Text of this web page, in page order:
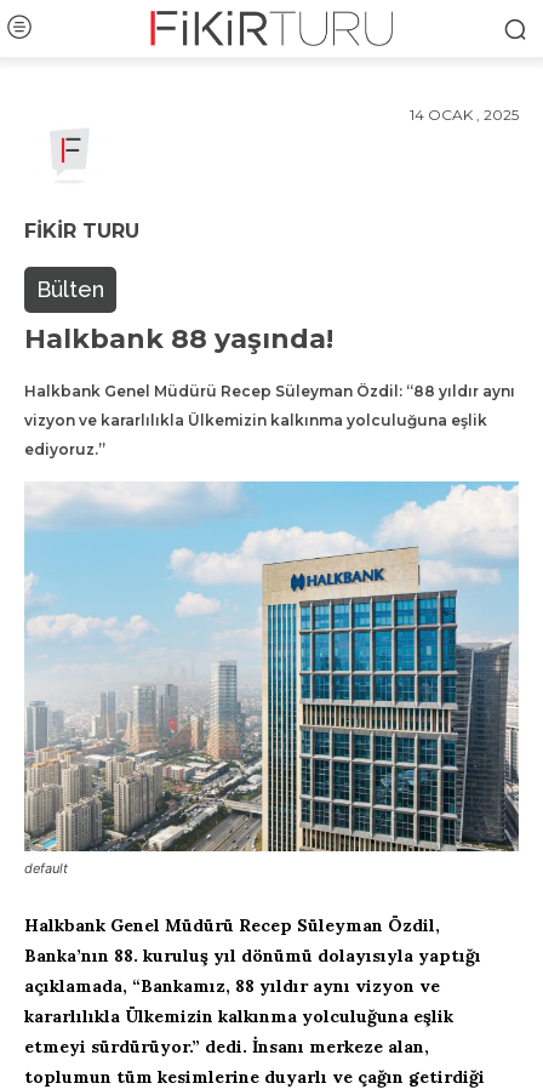
14 OCAK , 2025
FIKIR TURU
Bülten
Halkbank 88 yaşında!
Halkbank Genel Müdürü Recep Süleyman Özdil: “88 yıldır aynı
vizyon ve kararlılıkla Ülkemizin kalkınma yolculuğuna eşlik
ediyoruz.”
default
Halkbank Genel Müdürü Recep Süleyman Özdil,
Banka’nın 88. kuruluş yıl dönümü dolayısıyla yaptığı
açıklamada, “Bankamız, 88 yıldır aynı vizyon ve
kararlılıkla Ülkemizin kalkınma yolculuğuna eşlik
etmeyi sürdürüyor.” dedi. İnsanı merkeze alan,
toplumun tüm kesimlerine duyarlı ve çağın getirdiği